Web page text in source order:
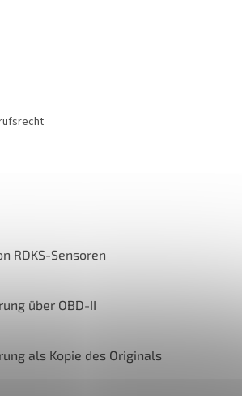
RDKS-Sensoren
über OBD-II
als Kopie des Originals